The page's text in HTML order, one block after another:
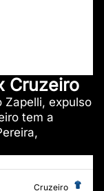
Cruzeiro
Zapelli, expulso
tem a
Cruzeiro